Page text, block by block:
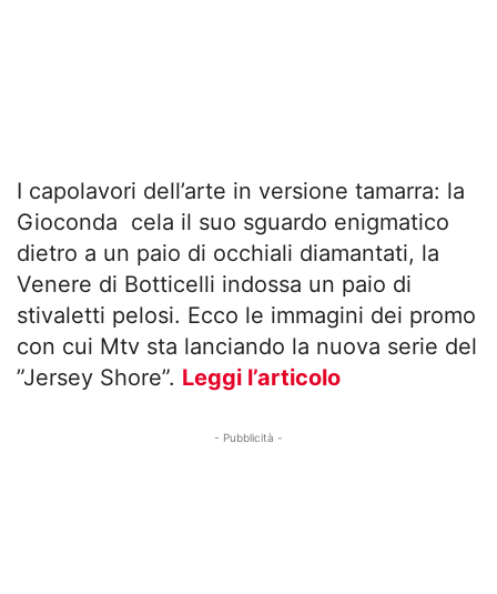
I capolavori dell’arte in versione tamarra: la
Gioconda cela il suo sguardo enigmatico
dietro a un paio di occhiali diamantati, la
Venere di Botticelli indossa un paio di
stivaletti pelosi. Ecco le immagini dei promo
con cui Mtv sta lanciando la nuova serie del
”Jersey Shore”. Leggi l’articolo
- Pubblicità -